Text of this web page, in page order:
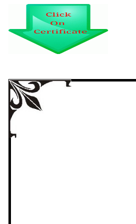
‘‘गोंदिया